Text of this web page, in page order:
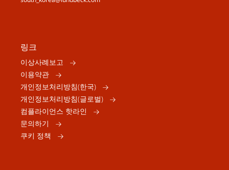
링크
이상사례보고
이용약관
개인정보처리방침(한국)
개인정보처리방침(글로벌)
컴플라이언스 핫라인
문의하기
쿠키 정책